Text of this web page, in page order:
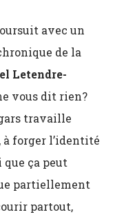
avec un
de la
Letendre-
vous dit rien?
travaille
forger l’identité
que ça peut
partiellement
partout,